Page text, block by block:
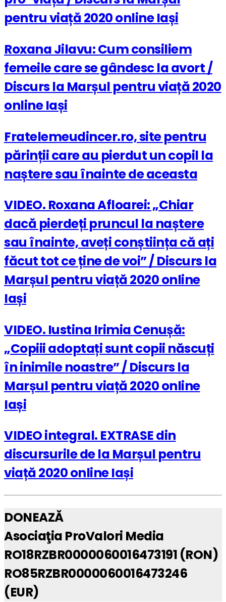
pentru viață 2020 online Iași
Roxana Jilavu: Cum consiliem
femeile care se gândesc la avort /
Discurs la Marșul pentru viață 2020
online Iași
Fratelemeudincer.ro, site pentru
părinții care au pierdut un copil la
naștere sau înainte de aceasta
VIDEO. Roxana Afloarei: „Chiar
dacă pierdeți pruncul la naștere
sau înainte, aveți conștiința că ați
făcut tot ce ține de voi” / Discurs la
Marșul pentru viață 2020 online
Iași
VIDEO. Iustina Irimia Cenușă:
„Copiii adoptați sunt copii născuți
în inimile noastre” / Discurs la
Marșul pentru viață 2020 online
Iași
VIDEO integral. EXTRASE din
discursurile de la Marșul pentru
viață 2020 online Iași
DONEAZĂ
Asociaţia ProValori Media
RO18RZBR0000060016473191 (RON)
RO85RZBR0000060016473246
(EUR)